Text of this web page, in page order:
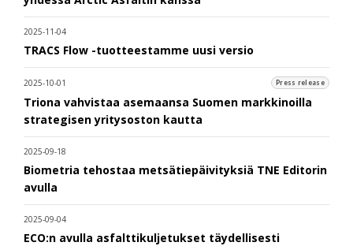
2025-11-04
TRACS Flow -tuotteestamme uusi versio
2025-10-01 Press release
Triona vahvistaa asemaansa Suomen markkinoilla
strategisen yritysoston kautta
2025-09-18
Biometria tehostaa metsätiepäivityksiä TNE Editorin
avulla
2025-09-04
ECO:n avulla asfalttikuljetukset täydellisesti